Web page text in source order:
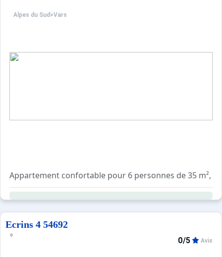
Alpes du Sud >Vars
Info vérité : ;
Ecrins 4 54692
0/5 Avis